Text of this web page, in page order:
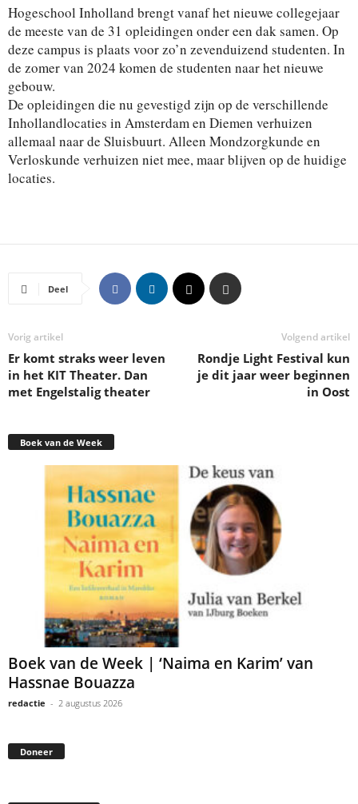
Hogeschool Inholland brengt vanaf het nieuwe collegejaar
de meeste van de 31 opleidingen onder een dak samen. Op
deze campus is plaats voor zo’n zevenduizend studenten. In
de zomer van 2024 komen de studenten naar het nieuwe
gebouw.
De opleidingen die nu gevestigd zijn op de verschillende
Inhollandlocaties in Amsterdam en Diemen verhuizen
allemaal naar de Sluisbuurt. Alleen Mondzorgkunde en
Verloskunde verhuizen niet mee, maar blijven op de huidige
locaties.
Deel
Vorig artikel
Er komt straks weer leven
in het KIT Theater. Dan
met Engelstalig theater
Volgend artikel
Rondje Light Festival kun
je dit jaar weer beginnen
in Oost
Boek van de Week
Boek van de Week | ‘Naima en Karim’ van
Hassnae Bouazza
redactie - 2 augustus 2026
Doneer